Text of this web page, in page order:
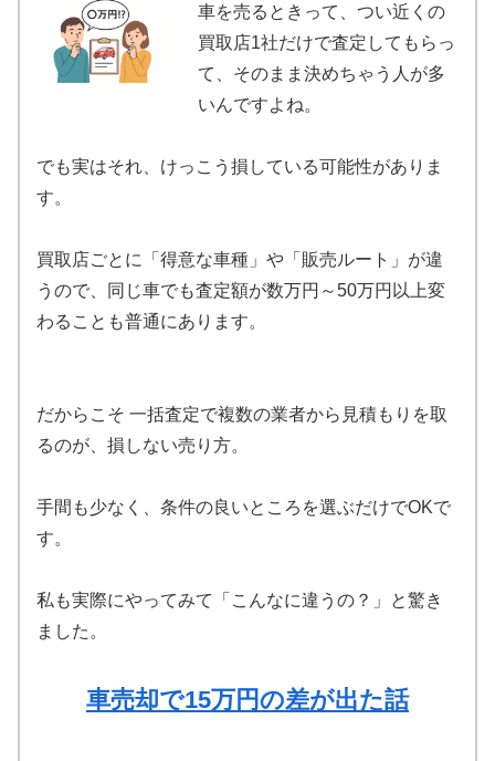
車を売るときって、つい近くの
買取店1社だけで査定してもらっ
て、そのまま決めちゃう人が多
いんですよね。
でも実はそれ、けっこう損している可能性がありま
す。
買取店ごとに「得意な車種」や「販売ルート」が違
うので、同じ車でも査定額が数万円～50万円以上変
わることも普通にあります。
だからこそ 一括査定で複数の業者から見積もりを取
るのが、損しない売り方。
手間も少なく、条件の良いところを選ぶだけでOKで
す。
私も実際にやってみて「こんなに違うの？」と驚き
ました。
車売却で15万円の差が出た話